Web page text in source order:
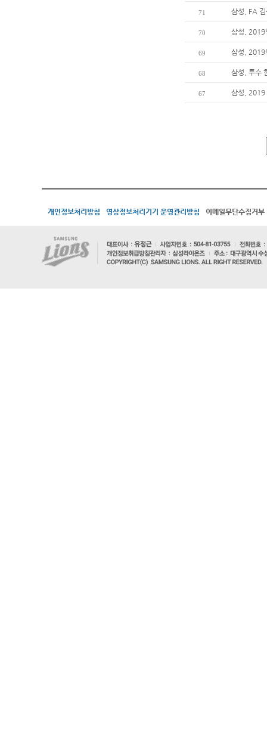
71 삼성, FA
70 삼성, 2019
69 삼성, 2019
68 삼성, 투수
67 삼성, 2019
개인정보처리방침 영상정보처리기기 운영관리방침 이메일무단수집거부